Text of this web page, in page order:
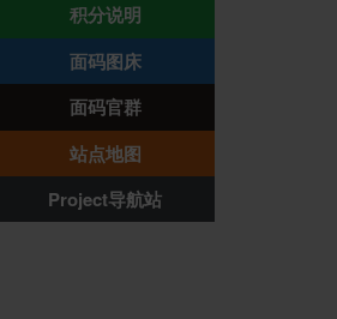
积分说明
面码图床
面码官群
站点地图
Project导航站